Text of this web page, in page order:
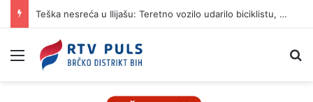
Teška nesreća u Ilijašu: Teretno vozilo udarilo biciklistu, 75-godišnjak zadržan u bolnici
Izbornik